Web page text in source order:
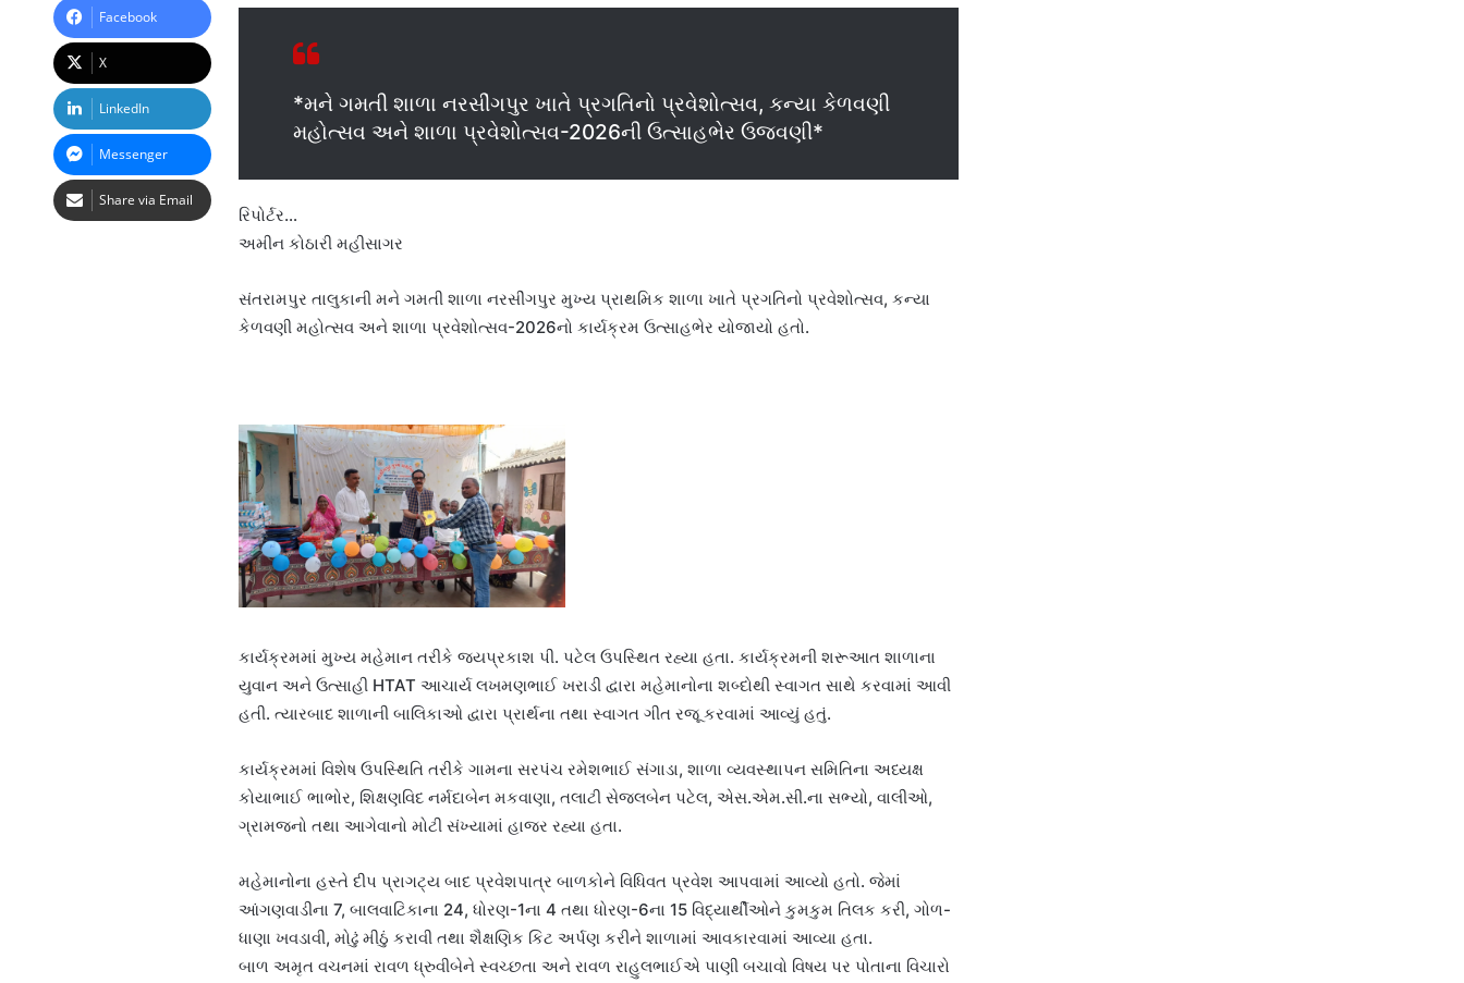
*મને ગમતી શાળા નરસીંગપુર ખાતે પ્રગતિનો પ્રવેશોત્સવ, કન્યા કેળવણી
મહોત્સવ અને શાળા પ્રવેશોત્સવ-2026ની ઉત્સાહભેર ઉજવણી*
રિપોર્ટર…
અમીન કોઠારી મહીસાગર
સંતરામપુર તાલુકાની મને ગમતી શાળા નરસીંગપુર મુખ્ય પ્રાથમિક શાળા ખાતે પ્રગતિનો પ્રવેશોત્સવ, કન્યા
કેળવણી મહોત્સવ અને શાળા પ્રવેશોત્સવ-2026નો કાર્યક્રમ ઉત્સાહભેર યોજાયો હતો.
કાર્યક્રમમાં મુખ્ય મહેમાન તરીકે જયપ્રકાશ પી. પટેલ ઉપસ્થિત રહ્યા હતા. કાર્યક્રમની શરૂઆત શાળાના
યુવાન અને ઉત્સાહી HTAT આચાર્ય લખમણભાઈ ખરાડી દ્વારા મહેમાનોના શબ્દોથી સ્વાગત સાથે કરવામાં આવી
હતી. ત્યારબાદ શાળાની બાલિકાઓ દ્વારા પ્રાર્થના તથા સ્વાગત ગીત રજૂ કરવામાં આવ્યું હતું.
કાર્યક્રમમાં વિશેષ ઉપસ્થિતિ તરીકે ગામના સરપંચ રમેશભાઈ સંગાડા, શાળા વ્યવસ્થાપન સમિતિના અધ્યક્ષ
કોયાભાઈ ભાભોર, શિક્ષણવિદ નર્મદાબેન મકવાણા, તલાટી સેજલબેન પટેલ, એસ.એમ.સી.ના સભ્યો, વાલીઓ,
ગ્રામજનો તથા આગેવાનો મોટી સંખ્યામાં હાજર રહ્યા હતા.
મહેમાનોના હસ્તે દીપ પ્રાગટ્ય બાદ પ્રવેશપાત્ર બાળકોને વિધિવત પ્રવેશ આપવામાં આવ્યો હતો. જેમાં
આંગણવાડીના 7, બાલવાટિકાના 24, ધોરણ-1ના 4 તથા ધોરણ-6ના 15 વિદ્યાર્થીઓને કુમકુમ તિલક કરી, ગોળ-
ધાણા ખવડાવી, મોઢું મીઠું કરાવી તથા શૈક્ષણિક કિટ અર્પણ કરીને શાળામાં આવકારવામાં આવ્યા હતા.
બાળ અમૃત વચનમાં રાવળ ધ્રુવીબેને સ્વચ્છતા અને રાવળ રાહુલભાઈએ પાણી બચાવો વિષય પર પોતાના વિચારો
Facebook
X
LinkedIn
Messenger
Share via Email